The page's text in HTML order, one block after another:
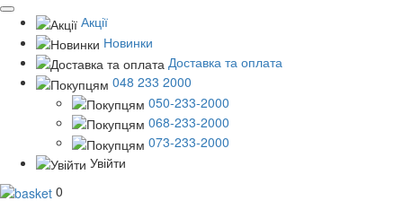
Акції
Новинки
Доставка та оплата
048 233 2000
050-233-2000
068-233-2000
073-233-2000
Увійти
0